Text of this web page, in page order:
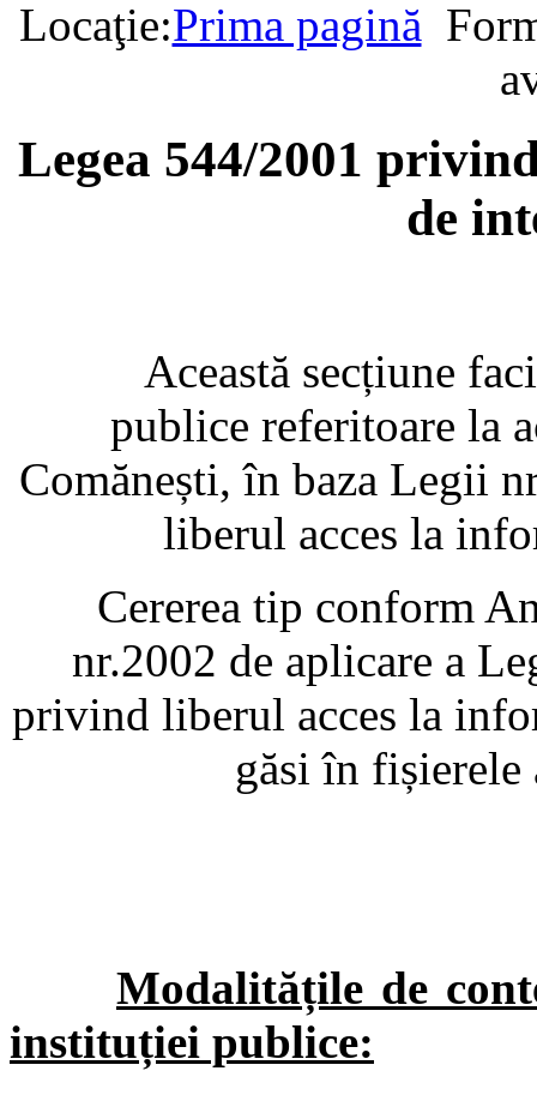
Locaţie:Prima pagină
Legea 544/2001
de
Această secțiune
publice referitoare la
Comănești, în baza Legii
liberul acces la
Cererea tip conform
nr.2002 de aplicare a
privind liberul acces la
găsi în fișierele
Modalitățile de
instituției publice: